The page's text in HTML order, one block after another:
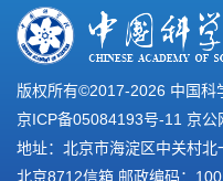
版权所有©2017-2026 中国科
京ICP备05084193号-11 京公
地址：北京市海淀区中关村北
北京8712信箱 邮政编码：